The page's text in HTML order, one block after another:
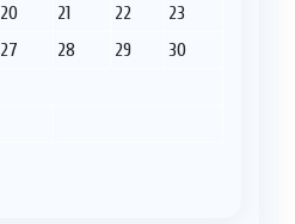
20 21 22
23
27 28 29
30